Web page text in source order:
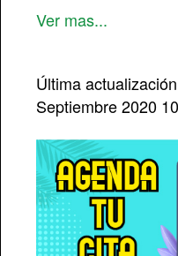
Ver mas...
Última
Septiembre 2020